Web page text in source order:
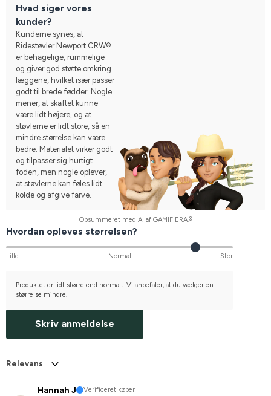
Hvad siger vores
kunder?
Kunderne synes, at
Ridestøvler Newport CRW®
er behagelige, rummelige
og giver god støtte omkring
læggene, hvilket især passer
godt til brede fødder. Nogle
mener, at skaftet kunne
være lidt højere, og at
støvlerne er lidt store, så en
mindre størrelse kan være
bedre. Materialet virker godt
og tilpasser sig hurtigt
foden, men nogle oplever,
at støvlerne kan føles lidt
kolde og afgive farve.
Opsummeret med AI af GAMIFIERA.®
Hvordan opleves størrelsen?
Lille Normal Stor
Produktet er lidt større end normalt. Vi anbefaler, at du vælger en
størrelse mindre.
Skriv anmeldelse
Relevans
Hannah J
Verificeret køber